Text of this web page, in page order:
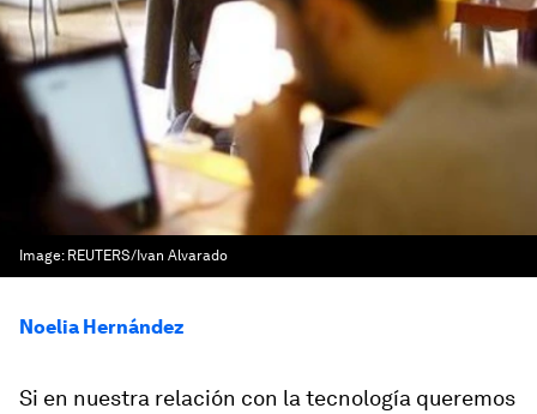
Image: REUTERS/Ivan Alvarado
Noelia Hernández
Si en nuestra relación con la tecnología queremos